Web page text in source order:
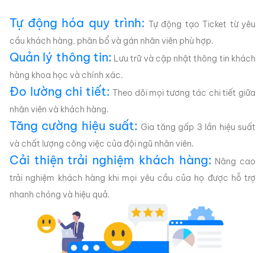
Tự động hóa quy trình: Tự động tạo Ticket từ yêu
cầu khách hàng, phân bổ và gán nhân viên phù hợp.
Quản lý thông tin: Lưu trữ và cập nhật thông tin khách
hàng khoa học và chính xác.
Đo lường chi tiết: Theo dõi mọi tương tác chi tiết giữa
nhân viên và khách hàng.
Tăng cường hiệu suất: Gia tăng gấp 3 lần hiệu suất
và chất lượng công việc của đội ngũ nhân viên.
Cải thiện trải nghiệm khách hàng: Nâng cao
trải nghiệm khách hàng khi mọi yêu cầu của họ được hỗ trợ
nhanh chóng và hiệu quả.